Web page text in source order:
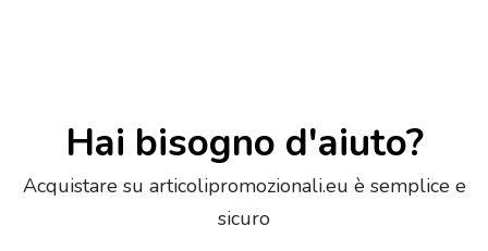
Hai bisogno d'aiuto?
Acquistare su articolipromozionali.eu è semplice e
sicuro